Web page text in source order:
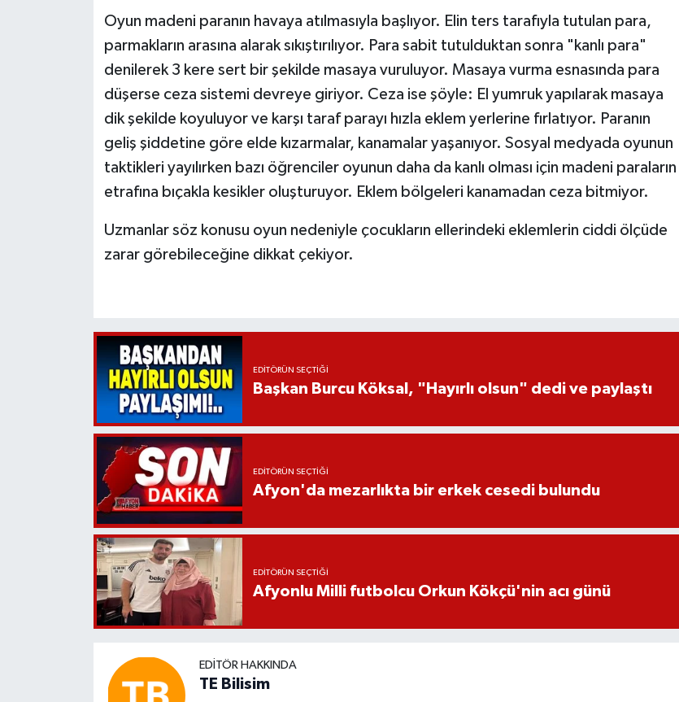
Oyun madeni paranın havaya atılmasıyla başlıyor. Elin ters tarafıyla tutulan para,
parmakların arasına alarak sıkıştırılıyor. Para sabit tutulduktan sonra "kanlı para"
denilerek 3 kere sert bir şekilde masaya vuruluyor. Masaya vurma esnasında para
düşerse ceza sistemi devreye giriyor. Ceza ise şöyle: El yumruk yapılarak masaya
dik şekilde koyuluyor ve karşı taraf parayı hızla eklem yerlerine fırlatıyor. Paranın
geliş şiddetine göre elde kızarmalar, kanamalar yaşanıyor. Sosyal medyada oyunun
taktikleri yayılırken bazı öğrenciler oyunun daha da kanlı olması için madeni paraların
etrafına bıçakla kesikler oluşturuyor. Eklem bölgeleri kanamadan ceza bitmiyor.
Uzmanlar söz konusu oyun nedeniyle çocukların ellerindeki eklemlerin ciddi ölçüde
zarar görebileceğine dikkat çekiyor.
EDITÖRÜN SEÇTIĞI
Başkan Burcu Köksal, "Hayırlı olsun" dedi ve paylaştı
EDITÖRÜN SEÇTIĞI
Afyon'da mezarlıkta bir erkek cesedi bulundu
EDITÖRÜN SEÇTIĞI
Afyonlu Milli futbolcu Orkun Kökçü'nin acı günü
EDITÖR HAKKINDA
TE Bilisim